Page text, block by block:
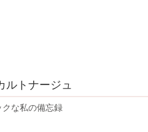
ルトナージュ
な私の備忘録